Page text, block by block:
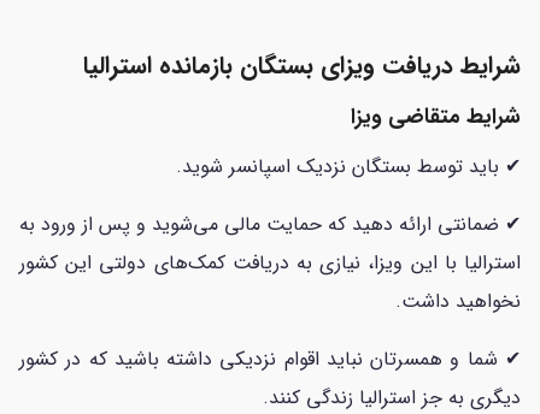
شرایط دریافت ویزای بستگان بازمانده استرالیا
شرایط متقاضی ویزا
✔ باید توسط بستگان نزدیک اسپانسر شوید.
✔ ضمانتی ارائه دهید که حمایت مالی می‌شوید و پس از ورود به
استرالیا با این ویزا، نیازی به دریافت کمک‌های دولتی این کشور
نخواهید داشت.
✔ شما و همسرتان نباید اقوام نزدیکی داشته باشید که در کشور
دیگری به جز استرالیا زندگی کنند.